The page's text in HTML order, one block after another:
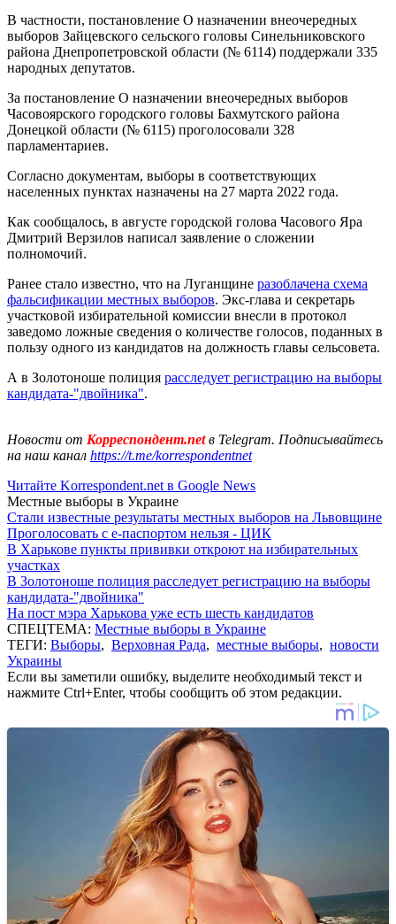
В частности, постановление О назначении внеочередных
выборов Зайцевского сельского головы Синельниковского
района Днепропетровской области (№ 6114) поддержали 335
народных депутатов.
За постановление О назначении внеочередных выборов
Часовоярского городского головы Бахмутского района
Донецкой области (№ 6115) проголосовали 328
парламентариев.
Согласно документам, выборы в соответствующих
населенных пунктах назначены на 27 марта 2022 года.
Как сообщалось, в августе городской голова Часового Яра
Дмитрий Верзилов написал заявление о сложении
полномочий.
Ранее стало известно, что на Луганщине разоблачена схема
фальсификации местных выборов. Экс-глава и секретарь
участковой избирательной комиссии внесли в протокол
заведомо ложные сведения о количестве голосов, поданных в
пользу одного из кандидатов на должность главы сельсовета.
А в Золотоноше полиция расследует регистрацию на выборы
кандидата-"двойника".
Новости от Корреспондент.netв Telegram. Подписывайтесь
на наш канал https://t.me/korrespondentnet
Читайте Korrespondent.net в Google News
Местные выборы в Украине
Стали известные результаты местных выборов на Львовщине
Проголосовать с е-паспортом нельзя - ЦИК
В Харькове пункты прививки откроют на избирательных
участках
В Золотоноше полиция расследует регистрацию на выборы
кандидата-"двойника"
На пост мэра Харькова уже есть шесть кандидатов
СПЕЦТЕМА: Местные выборы в Украине
ТЕГИ: Выборы, Верховная Рада, местные выборы, новости
Украины
Если вы заметили ошибку, выделите необходимый текст и
нажмите Ctrl+Enter, чтобы сообщить об этом редакции.